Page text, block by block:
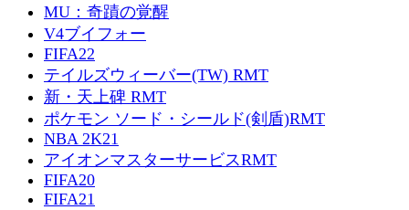
MU：奇蹟の覚醒
V4ブイフォー
FIFA22
テイルズウィーバー(TW) RMT
新・天上碑 RMT
ポケモン ソード・シールド(剣盾)RMT
NBA 2K21
アイオンマスターサービスRMT
FIFA20
FIFA21